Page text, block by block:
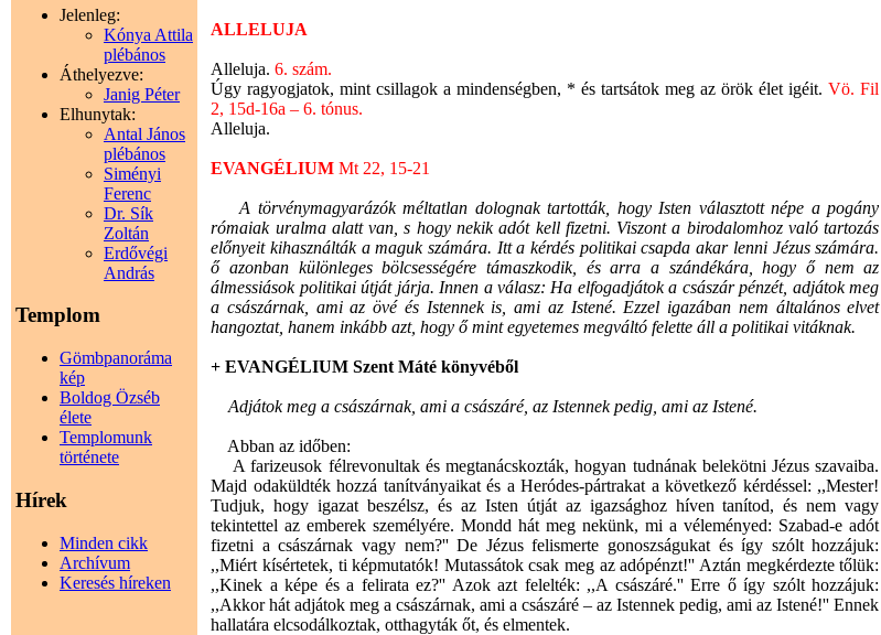
Jelenleg:
Kónya Attila
plébános
Áthelyezve:
Janig Péter
Elhunytak:
Antal János
plébános
Siményi
Ferenc
Dr. Sík
Zoltán
Erdővégi
András
Templom
Gömbpanoráma
kép
Boldog Özséb
élete
Templomunk
története
Hírek
Minden cikk
Archívum
Keresés híreken
ALLELUJA
Alleluja.6. szám.
Úgy ragyogjatok, mint csillagok a mindenségben, * és tartsátok meg az örök élet igéit.Vö. Fil
2, 15d-16a – 6. tónus.
Alleluja.
EVANGÉLIUMMt 22, 15-21
A törvénymagyarázók méltatlan dolognak tartották, hogy Isten választott népe a pogány
rómaiak uralma alatt van, s hogy nekik adót kell fizetni. Viszont a birodalomhoz való tartozás
előnyeit kihasználták a maguk számára. Itt a kérdés politikai csapda akar lenni Jézus számára.
ő azonban különleges bölcsességére támaszkodik, és arra a szándékára, hogy ő nem az
álmessiások politikai útját járja. Innen a válasz: Ha elfogadjátok a császár pénzét, adjátok meg
a császárnak, ami az övé és Istennek is, ami az Istené. Ezzel igazában nem általános elvet
hangoztat, hanem inkább azt, hogy ő mint egyetemes megváltó felette áll a politikai vitáknak.
+ EVANGÉLIUM Szent Máté könyvéből
Adjátok meg a császárnak, ami a császáré, az Istennek pedig, ami az Istené.
Abban az időben:
A farizeusok félrevonultak és megtanácskozták, hogyan tudnának belekötni Jézus szavaiba.
Majd odaküldték hozzá tanítványaikat és a Heródes-pártrakat a következő kérdéssel: ,,Mester!
Tudjuk, hogy igazat beszélsz, és az Isten útját az igazsághoz híven tanítod, és nem vagy
tekintettel az emberek személyére. Mondd hát meg nekünk, mi a véleményed: Szabad-e adót
fizetni a császárnak vagy nem?'' De Jézus felismerte gonoszságukat és így szólt hozzájuk:
,,Miért kísértetek, ti képmutatók! Mutassátok csak meg az adópénzt!'' Aztán megkérdezte tőlük:
,,Kinek a képe és a felirata ez?'' Azok azt felelték: ,,A császáré.'' Erre ő így szólt hozzájuk:
,,Akkor hát adjátok meg a császárnak, ami a császáré – az Istennek pedig, ami az Istené!'' Ennek
hallatára elcsodálkoztak, otthagyták őt, és elmentek.